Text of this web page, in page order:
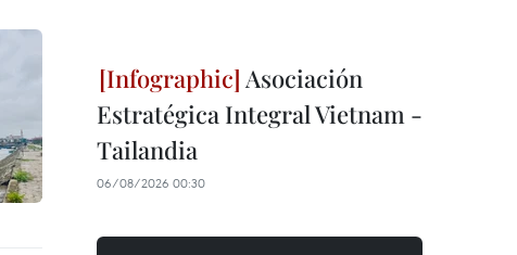
Asociación
Estratégica Integral Vietnam -
Tailandia
06/08/2026 00:30